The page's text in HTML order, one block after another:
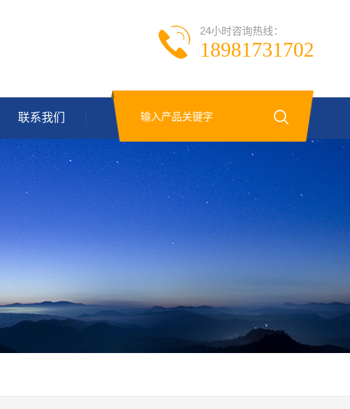
24小时咨询热线：
18981731702
联系我们